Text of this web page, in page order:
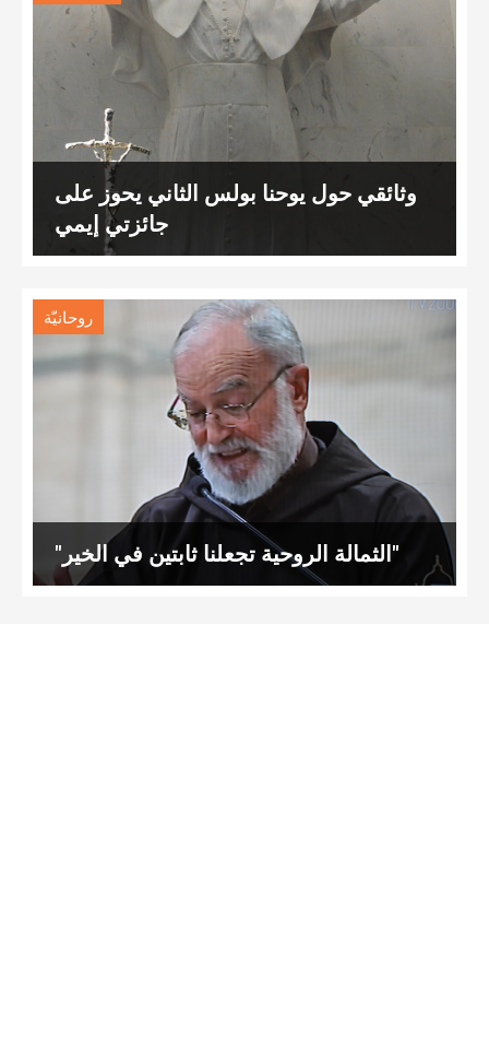
وثائقي حول يوحنا بولس الثاني يحوز على
جائزتي إيمي
روحانيّة
"الثمالة الروحية تجعلنا ثابتين في الخير"